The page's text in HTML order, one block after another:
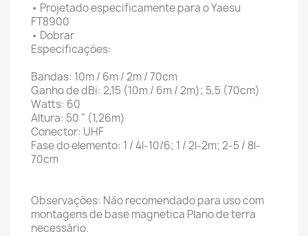
• Projetado especificamente para o Yaesu
FT8900
• Dobrar
Especificações:
Bandas: 10m / 6m / 2m / 70cm
Ganho de dBi: 2,15 (10m / 6m / 2m); 5,5 (70cm)
Watts: 60
Altura: 50 " (1,26m)
Conector: UHF
Fase do elemento: 1 / 4l-10/6; 1 / 2l-2m; 2-5 / 8l-
70cm
Observações: Não recomendado para uso com
montagens de base magnetica Plano de terra
necessário.